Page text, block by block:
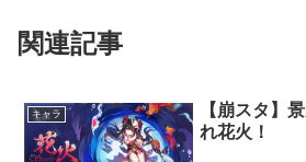
関連記事
キャラ
【崩スタ】
れ花火！